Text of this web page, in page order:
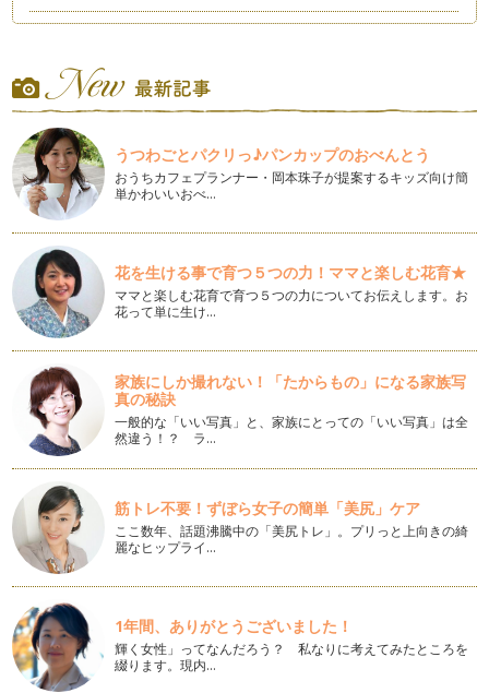
楽教育」も急速に変化しています。 …
ピアノの楽しみ方「８７」練習の導き
「我が子が練習しない」これは、ピアノレッスン受講者の親な
ら良く言う話なのかもしれません。 …
ピアノの楽しみ方「８６」練習に寄り添う心得５カ条
ピアノをお子様にさせて「ピアノを習っているけど全然家で練
習しないの、続けさせるか迷う」とい…
ピアノの楽しみ方「８５」ピアノの練習量はどれくらい？！
「ピアノってどれくらい練習してからレッスンに伺うものなん
だろう？」と悩むお母さんは多いです…
ピアノの楽しみ方「８4」マナーを学ぼう
赤ちゃん時期が終わり、いよいよ、入園！っとなった時に、母
親というのは、嬉しい反面、子供の成…
ピアノの楽しみ方「８３」おうち練習の仕方
自分の子供が産まれて順調に育っていくと、次は産まれてきた
子供に対して「どんな習い事をさせて…
ピアノの楽しみ方「８２」作曲にチャレンジ！
ピアノは、ピアノの教本ばかり進めていくことばかりではな
く、創造力を沸かせることも音楽を学ぶ…
ピアノの楽しみ方「８１」和声分析にチャレンジしてみよう
ピアノを弾くということは、まるで物語を語るかのようです
ね。 …
うつわごとパクリっ♪パンカップのおべんとう
おうちカフェプランナー・岡本珠子が提案するキッズ向け簡
単かわいいおべ…
花を生ける事で育つ５つの力！ママと楽しむ花育★
ママと楽しむ花育で育つ５つの力についてお伝えします。お
花って単に生け…
家族にしか撮れない！「たからもの」になる家族写
真の秘訣
一般的な「いい写真」と、家族にとっての「いい写真」は全
然違う！？ ラ…
筋トレ不要！ずぼら女子の簡単「美尻」ケア
ここ数年、話題沸騰中の「美尻トレ」。プリっと上向きの綺
麗なヒップライ…
1年間、ありがとうございました！
輝く女性」ってなんだろう？ 私なりに考えてみたところを
綴ります。現内…